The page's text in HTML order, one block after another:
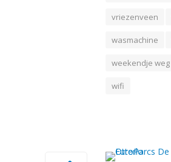
vriezenveen
wasmachine
weekendje weg
wifi